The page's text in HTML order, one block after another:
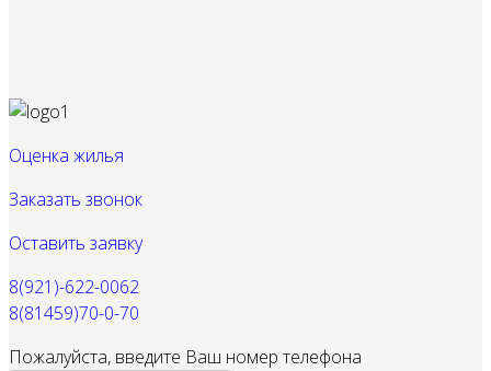
Оценка жилья
Заказать звонок
Оставить заявку
8(921)-622-0062
8(81459)70-0-70
Пожалуйста, введите Ваш номер телефона